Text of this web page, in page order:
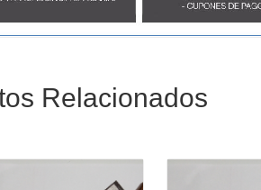
Relacionados